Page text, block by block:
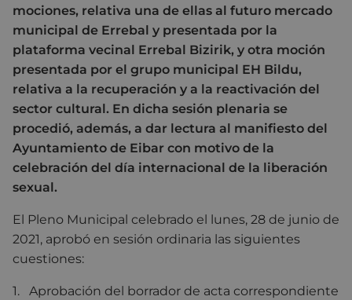
mociones, relativa una de ellas al futuro mercado
municipal de Errebal y presentada por la
plataforma vecinal Errebal Bizirik, y otra moción
presentada por el grupo municipal EH Bildu,
relativa a la recuperación y a la reactivación del
sector cultural. En dicha sesión plenaria se
procedió, además, a dar lectura al manifiesto del
Ayuntamiento de Eibar con motivo de la
celebración del día internacional de la liberación
sexual.
El Pleno Municipal celebrado el lunes, 28 de junio de
2021, aprobó en sesión ordinaria las siguientes
cuestiones:
1. Aprobación del borrador de acta correspondiente